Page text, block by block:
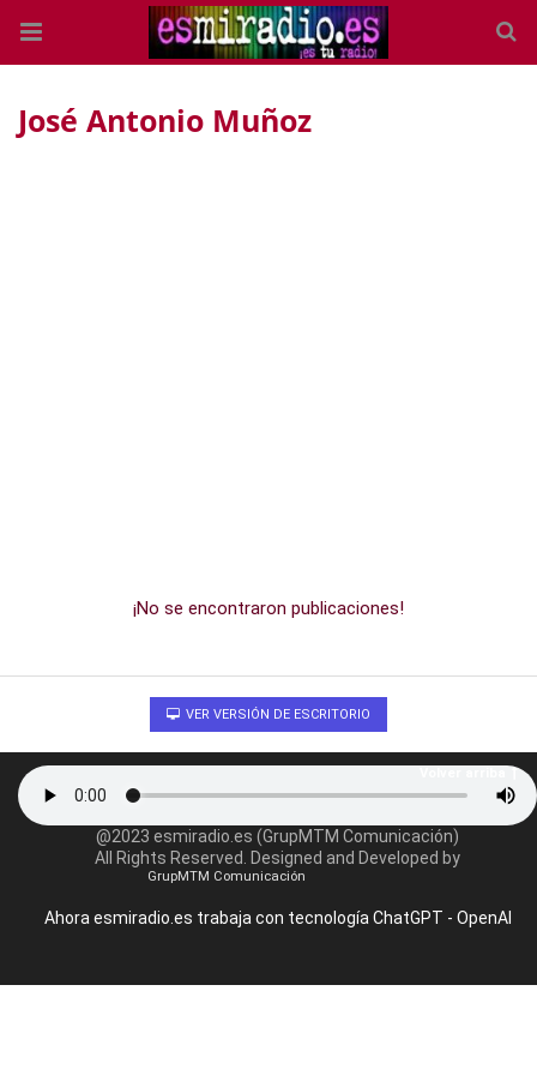
José Antonio Muñoz
¡No se encontraron publicaciones!
VER VERSIÓN DE ESCRITORIO
@2023 esmiradio.es (GrupMTM Comunicación)
All Rights Reserved. Designed and Developed by
GrupMTM Comunicación
Ahora esmiradio.es trabaja con tecnología ChatGPT - OpenAI